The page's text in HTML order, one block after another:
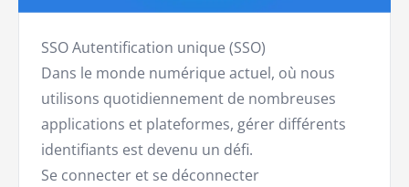
SSO Autentification unique (SSO)
Dans le monde numérique actuel, où nous
utilisons quotidiennement de nombreuses
applications et plateformes, gérer différents
identifiants est devenu un défi.
Se connecter et se déconnecter